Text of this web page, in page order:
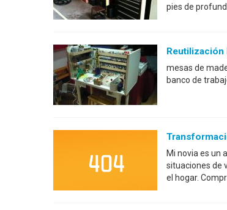
pies de
Reutilización
mesas de
banco de
Mi novia es un
situaciones de
el hogar.